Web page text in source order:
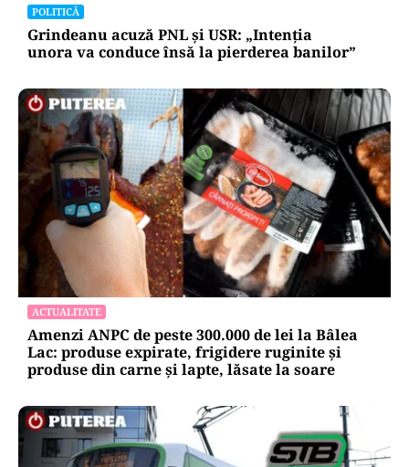
POLITICĂ
Grindeanu acuză PNL și USR: „Intenția
unora va conduce însă la pierderea banilor”
ACTUALITATE
Amenzi ANPC de peste 300.000 de lei la Bâlea
Lac: produse expirate, frigidere ruginite și
produse din carne și lapte, lăsate la soare